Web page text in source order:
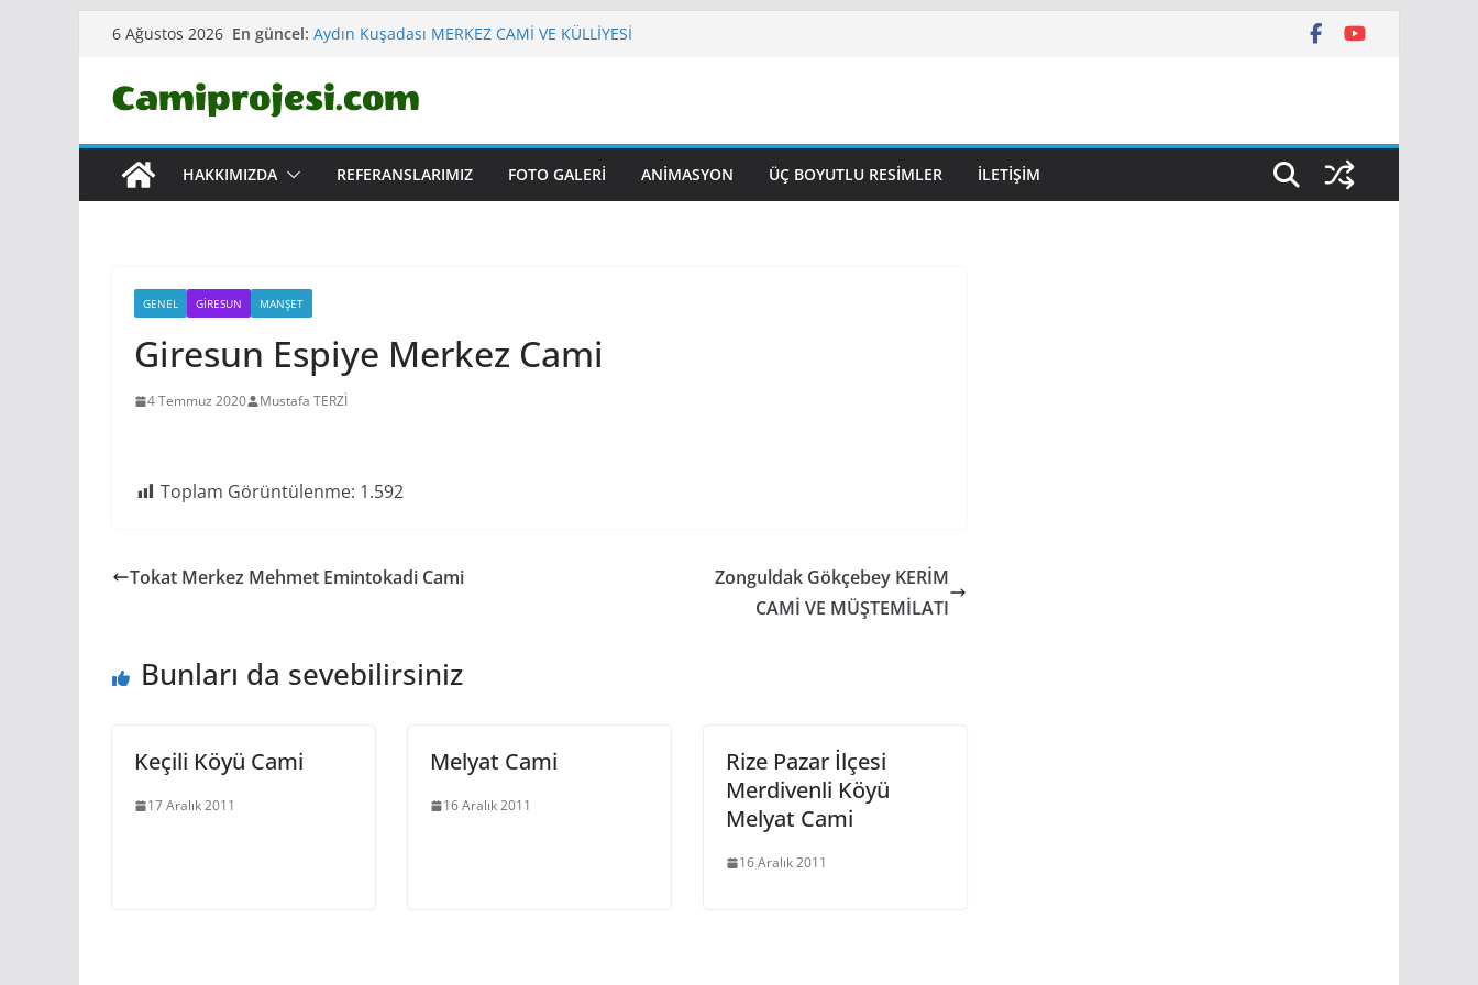
content
6 Ağustos 2026 En güncel: Aydın Kuşadası MERKEZ CAMİ VE KÜLLİYESİ
Erzurum Yakutiye Ömer Nasuhi Bilmen Mah. NENE HATUN
Çankırı Korgun ERTUĞRUL GAZİ CAMİ
HAKKIMIZDA
REFERANSLARIMIZ FOTO GALERI ANIMASYON ÜÇ BOYUTLU RESIMLER İLETIŞIM
GENEL GIRESUN MANŞET
Giresun Espiye Merkez Cami
4 Temmuz 2020 Mustafa TERZİ
Toplam Görüntülenme: 1.592
Tokat Merkez Mehmet Emintokadi Cami
Zonguldak Gökçebey KERİM
CAMİ VE MÜŞTEMİLATI
Bunları da sevebilirsiniz
Keçili Köyü Cami
17 Aralık 2011
Melyat Cami
16 Aralık 2011
Rize Pazar İlçesi
Merdivenli Köyü
Melyat Cami
16 Aralık 2011